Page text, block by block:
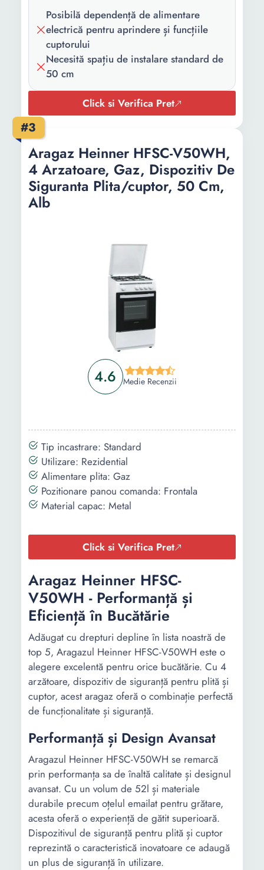
Arzator
normal:
2
Mod incalzire:
Incalzire de jos
Latime:
50 cm
Adancime:
60 cm
Inaltime:
Posibilă dependență de alimentare
electrică pentru aprindere și funcțiile
cuptorului
Necesită spațiu de instalare standard de
50 cm
Click si Verifica Pret
#3
4.6 Medie Recenzii
Aragaz Heinner HFSC-V50WH,
4 Arzatoare, Gaz, Dispozitiv De
Siguranta Plita/cuptor, 50 Cm,
Alb
Tip incastrare: Standard
Utilizare: Rezidential
Alimentare plita: Gaz
Pozitionare panou comanda: Frontala
Material capac: Metal
Click si Verifica Pret
Aragaz Heinner HFSC-
V50WH - Performanță și
Eficiență în Bucătărie
Adăugat cu drepturi depline în lista noastră de
top 5, Aragazul Heinner HFSC-V50WH este o
alegere excelentă pentru orice bucătărie. Cu 4
arzătoare, dispozitiv de siguranță pentru plită și
cuptor, acest aragaz oferă o combinație perfectă
de funcționalitate și siguranță.
Performanță și Design Avansat
Aragazul Heinner HFSC-V50WH se remarcă
prin performanța sa de înaltă calitate și designul
avansat. Cu un volum de 52l și materiale
durabile precum oțelul emailat pentru grătare,
acesta oferă o experiență de gătit superioară.
Dispozitivul de siguranță pentru plită și cuptor
reprezintă o caracteristică inovatoare ce adaugă
un plus de siguranță în utilizare.